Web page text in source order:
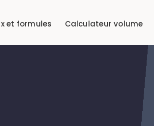
et formules Calculateur volume